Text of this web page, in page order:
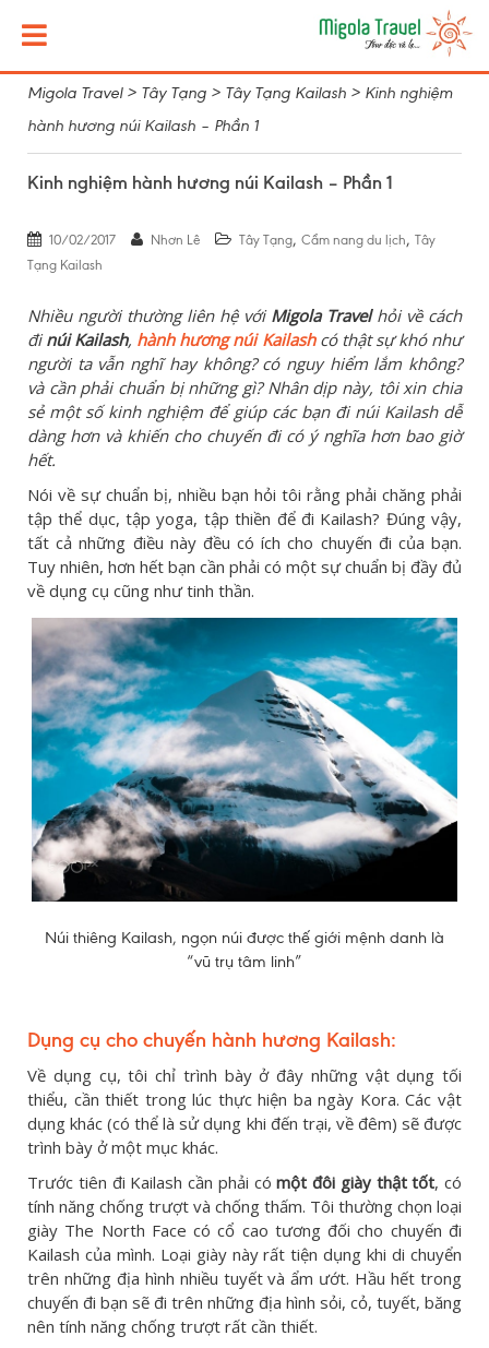
Migola Travel> Tây Tạng > Tây Tạng Kailash > Kinh nghiệm
hành hương núi Kailash – Phần 1
Kinh nghiệm hành hương núi Kailash – Phần 1
10/02/2017 Nhơn Lê Tây Tạng, Cẩm nang du lịch, Tây
Tạng Kailash
Nhiều người thường liên hệ với Migola Travelhỏi về cách
đinúi Kailash, hành hương núi Kailashcó thật sự khó như
người ta vẫn nghĩ hay không? có nguy hiểm lắm không?
và cần phải chuẩn bị những gì? Nhân dịp này, tôi xin chia
sẻ một số kinh nghiệm để giúp các bạn đi núi Kailash dễ
dàng hơn và khiến cho chuyến đi có ý nghĩa hơn bao giờ
hết.
Nói về sự chuẩn bị, nhiều bạn hỏi tôi rằng phải chăng phải
tập thể dục, tập yoga, tập thiền để đi Kailash? Đúng vậy,
tất cả những điều này đều có ích cho chuyến đi của bạn.
Tuy nhiên, hơn hết bạn cần phải có một sự chuẩn bị đầy đủ
về dụng cụ cũng như tinh thần.
Núi thiêng Kailash, ngọn núi được thế giới mệnh danh là
“vũ trụ tâm linh”
Dụng cụ cho chuyến hành hương Kailash:
Về dụng cụ, tôi chỉ trình bày ở đây những vật dụng tối
thiểu, cần thiết trong lúc thực hiện ba ngày Kora. Các vật
dụng khác (có thể là sử dụng khi đến trại, về đêm) sẽ được
trình bày ở một mục khác.
Trước tiên đi Kailash cần phải cómột đôi giày thật tốt, có
tính năng chống trượt và chống thấm. Tôi thường chọn loại
giày The North Face có cổ cao tương đối cho chuyến đi
Kailash của mình. Loại giày này rất tiện dụng khi di chuyển
trên những địa hình nhiều tuyết và ẩm ướt. Hầu hết trong
chuyến đi bạn sẽ đi trên những địa hình sỏi, cỏ, tuyết, băng
nên tính năng chống trượt rất cần thiết.